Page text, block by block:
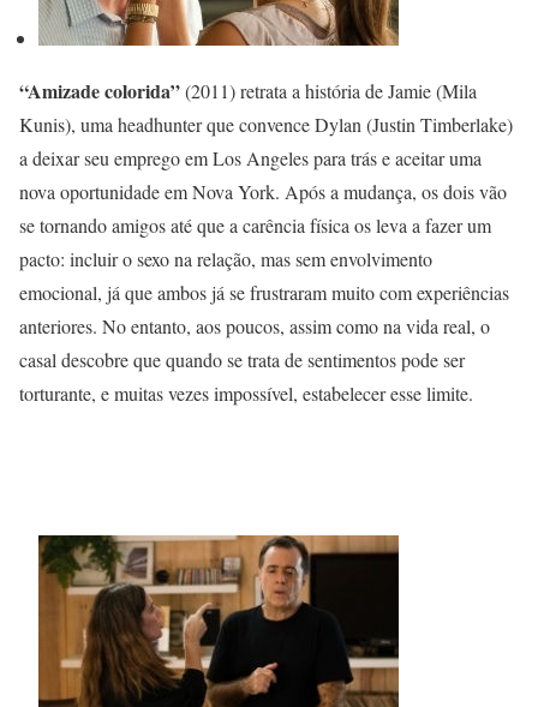
“Amizade colorida”(2011) retrata a história de Jamie (Mila
Kunis), uma headhunter que convence Dylan (Justin Timberlake)
a deixar seu emprego em Los Angeles para trás e aceitar uma
nova oportunidade em Nova York. Após a mudança, os dois vão
se tornando amigos até que a carência física os leva a fazer um
pacto: incluir o sexo na relação, mas sem envolvimento
emocional, já que ambos já se frustraram muito com experiências
anteriores. No entanto, aos poucos, assim como na vida real, o
casal descobre que quando se trata de sentimentos pode ser
torturante, e muitas vezes impossível, estabelecer esse limite.